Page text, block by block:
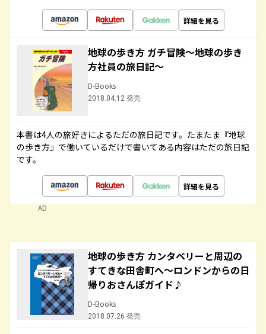
詳細を見る
地球の歩き方 ガチ冒険～地球の歩き
方社員の旅日記～
D-Books
2018.04.12 発売
本書は4人の旅好きによるただの旅日記です。たまたま『地球
の歩き方』で働いているだけで書いてある内容はただの旅日記
です。
詳細を見る
AD
地球の歩き方 カンタベリーと周辺の
すてきな田舎町へ～ロンドンからの日
帰りおさんぽガイド♪
D-Books
2018.07.26 発売